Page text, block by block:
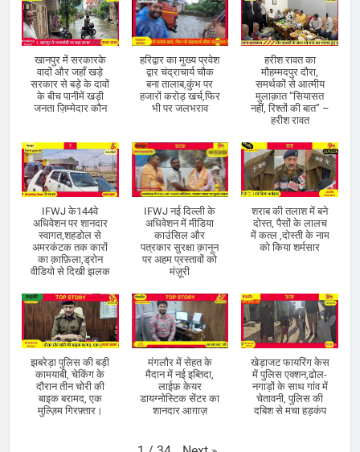
खानपुर में सरकारके
वादों और जहाँ खड़े
सरकार से बड़े के दावों
के बीच पानीमें खड़ी
जनता ज़िम्मेदार कौन
हरिद्वार का मुख्य प्रवेश
द्वार चंद्राचार्य चौक
बना तालाब,कुंभ पर
हजारों करोड़ खर्च,फिर
भी पर जलभराव
हरीश रावत का
मौहम्मदपुर दौरा,
समर्थकों से आत्मीय
मुलाक़ात “सियासत
नहीं, रिश्तों की बात” –
हरीश रावत
IFWJ के144वे
अधिवेशन पर शानदार
स्वागत,शहडोल से
अमरकंटक तक कारों
का क़ाफ़िला,ड्रोन
वीडियो से दिखी झलक
IFWJ नई दिल्ली के
अधिवेशन में मीडिया
काउंसिल और
पत्रकार सुरक्षा क़ानून
पर अहम प्रस्तावों को
मंज़ूरी
शराब की तलाश में बने
दोस्त, पैसों के लालच
में कत्ल ,दोस्ती के नाम
को किया शर्मसार
झबरेड़ा पुलिस की बड़ी
कामयाबी, चेकिंग के
दौरान तीन चोरी की
बाइक बरामद, एक
मुल्ज़िम गिरफ़्तार।
मंगलौर में सेहत के
मैदान में नई इब्तिदा,
लाईफ़ केयर
डायग्नोस्टिक सेंटर का
शानदार आग़ाज़
खेड़ाजट फायरिंग केस
में पुलिस एक्शन,ढोल-
नगाड़ों के साथ गांव में
चेतावनी, पुलिस की
दबिश से मचा हड़कंप